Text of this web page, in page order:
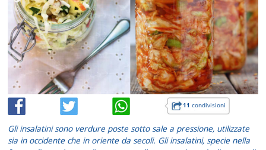
11 condivisioni
Gli insalatini sono verdure poste sotto sale a pressione, utilizzate
sia in occidente che in oriente da secoli. Gli insalatini, specie nella